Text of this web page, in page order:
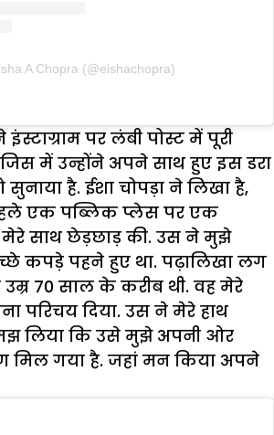
A Chopra (@eishachopra)
पर लंबी पोस्ट में पूरी
में उन्होंने अपने साथ हुए इस डरा
है. ईशा चोपड़ा ने लिखा है,
एक पब्लिक प्लेस पर एक
साथ छेड़छाड़ की. उस ने मुझे
कपड़े पहने हुए था. पढ़ालिखा लग
70 साल के करीब थी. वह मेरे
परिचय दिया. उस ने मेरे हाथ
लिया कि उसे मुझे अपनी ओर
मिल गया है. जहां मन किया अपने